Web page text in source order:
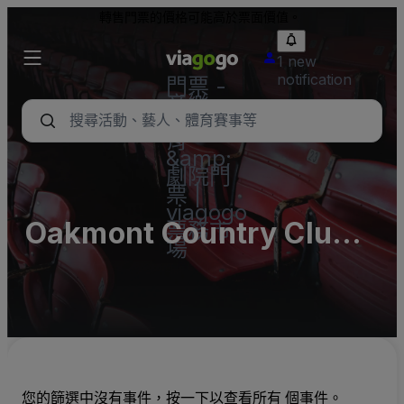
門票 -
音樂
會、體
育
&amp;
劇院門
票 |
viagogo
票務市
場
1 new
notification
Oakmont Country Club
Parking Lots (InActive)
您的篩選中沒有事件，按一下以查看所有 個事件。